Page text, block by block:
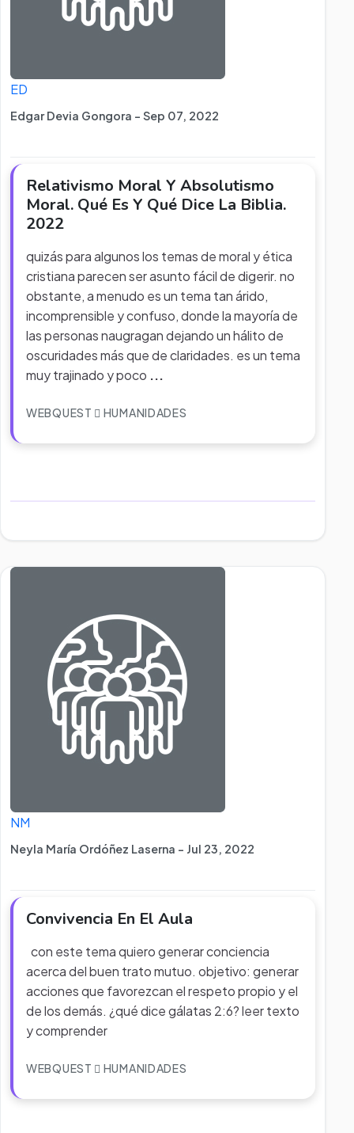
ED
Edgar Devia Gongora - Sep 07, 2022
Relativismo Moral Y Absolutismo
Moral. Qué Es Y Qué Dice La Biblia.
2022
quizás para algunos los temas de moral y ética
cristiana parecen ser asunto fácil de digerir. no
obstante, a menudo es un tema tan árido,
incomprensible y confuso, donde la mayoría de
las personas naugragan dejando un hálito de
oscuridades más que de claridades. es un tema
muy trajinado y poco ...
WEBQUEST HUMANIDADES
NM
Neyla María Ordóñez Laserna - Jul 23, 2022
Convivencia En El Aula
con este tema quiero generar conciencia
acerca del buen trato mutuo. objetivo: generar
acciones que favorezcan el respeto propio y el
de los demás. ¿qué dice gálatas 2:6? leer texto
y comprender
WEBQUEST HUMANIDADES